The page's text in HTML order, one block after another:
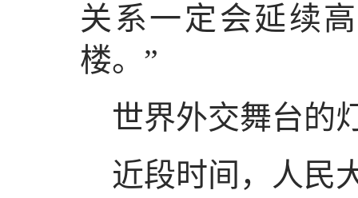
关系一定会延续
楼。”
世界外交舞台的
近段时间，人民